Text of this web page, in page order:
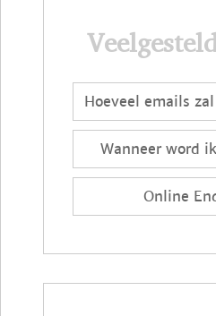
Hoeveel emails
Wanneer word
Online